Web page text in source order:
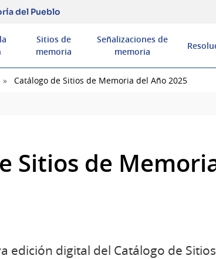
del Pueblo
Sitios de
memoria
Señalizaciones de
memoria
Catálogo de Sitios de Memoria del Año 2025
Sitios de
edición digital del Catálogo de